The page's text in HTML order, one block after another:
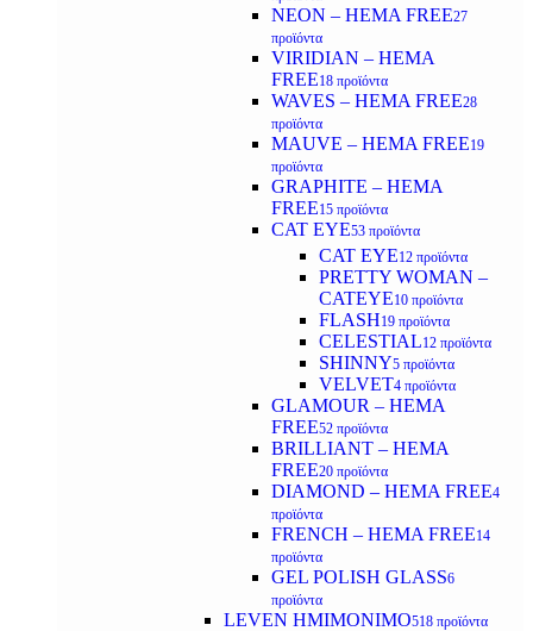
NEON – HEMA FREE27
προϊόντα
VIRIDIAN – HEMA
FREE18 προϊόντα
WAVES – HEMA FREE28
προϊόντα
MAUVE – HEMA FREE19
προϊόντα
GRAPHITE – HEMA
FREE15 προϊόντα
CAT EYE53 προϊόντα
CAT EYE12 προϊόντα
PRETTY WOMAN –
CATEYE10 προϊόντα
FLASH19 προϊόντα
CELESTIAL12 προϊόντα
SHINNY5 προϊόντα
VELVET4 προϊόντα
GLAMOUR – HEMA
FREE52 προϊόντα
BRILLIANT – HEMA
FREE20 προϊόντα
DIAMOND – HEMA FREE4
προϊόντα
FRENCH – HEMA FREE14
προϊόντα
GEL POLISH GLASS6
προϊόντα
LEVEN ΗΜΙΜΟΝΙΜΟ518 προϊόντα